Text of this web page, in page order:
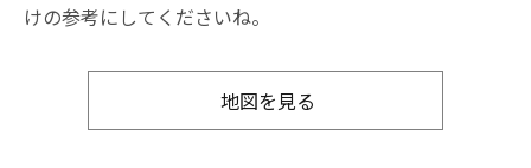
けの参考にしてくださいね。
地図を見る